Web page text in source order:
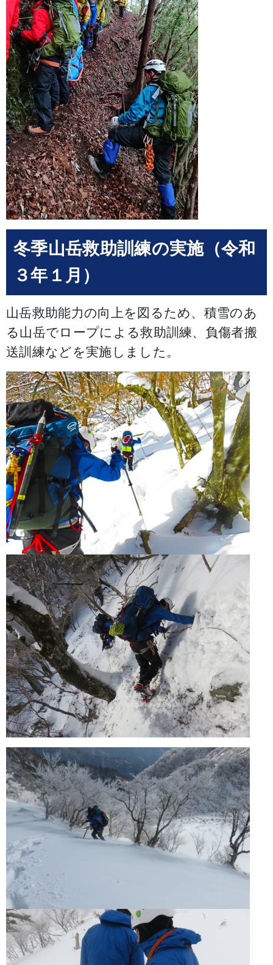
冬季山岳救助訓練の実施（令和
３年１月）
山岳救助能力の向上を図るため、積雪のあ
る山岳でロープによる救助訓練、負傷者搬
送訓練などを実施しました。